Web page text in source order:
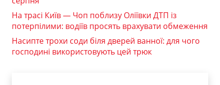
На трасі Київ — Чоп поблизу Оліївки ДТП із
потерпілими: водіїв просять врахувати обмеження
Насипте трохи соди біля дверей ванної: для чого
господині використовують цей трюк